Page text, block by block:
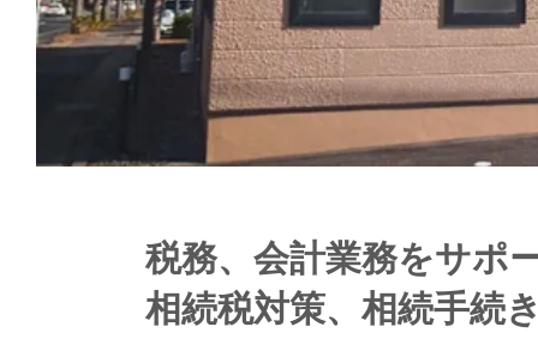
税務、会計業務をサポ
相続税対策、相続手続